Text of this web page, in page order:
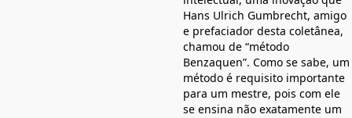
Hans Ulrich Gumbrecht, amigo
e prefaciador desta coletânea,
chamou de “método
Benzaquen”. Como se sabe, um
método é requisito importante
para um mestre, pois com ele
se ensina não exatamente um